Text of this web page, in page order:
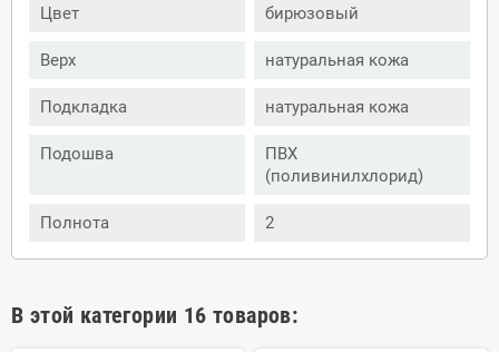
Цвет бирюзовый
Верх натуральная кожа
Подкладка натуральная кожа
Подошва
ПВХ
(поливинилхлорид)
Полнота 2
В этой категории 16 товаров: